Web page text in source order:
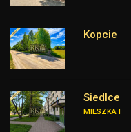
Kopcie
Siedlce
MIESZKA I